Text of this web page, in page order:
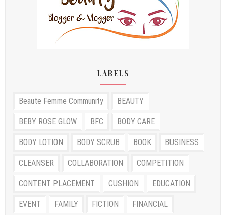
LABELS
Beaute Femme Community BEAUTY
BEBY ROSE GLOW BFC BODY CARE
BODY LOTION BODY SCRUB BOOK BUSINESS
CLEANSER COLLABORATION COMPETITION
CONTENT PLACEMENT CUSHION EDUCATION
EVENT FAMILY FICTION FINANCIAL